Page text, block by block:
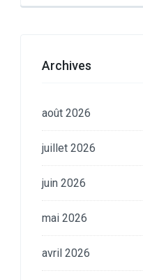
Archives
août 2026
juillet 2026
juin 2026
mai 2026
avril 2026